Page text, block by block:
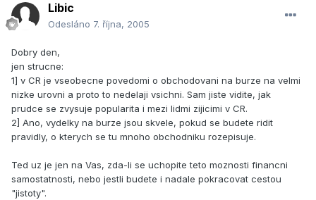
Libic
Odesláno 7. října, 2005
Dobry den,
jen strucne:
1] v CR je vseobecne povedomi o obchodovani na burze na velmi
nizke urovni a proto to nedelaji vsichni. Sam jiste vidite, jak
prudce se zvysuje popularita i mezi lidmi zijicimi v CR.
2] Ano, vydelky na burze jsou skvele, pokud se budete ridit
pravidly, o kterych se tu mnoho obchodniku rozepisuje.
Ted uz je jen na Vas, zda-li se uchopite teto moznosti financni
samostatnosti, nebo jestli budete i nadale pokracovat cestou
"jistoty".